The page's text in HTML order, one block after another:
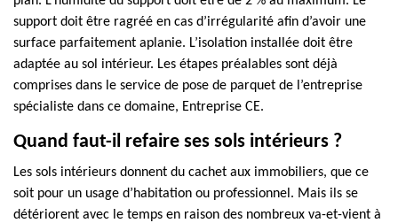
support doit être ragréé en cas d’irrégularité afin d’avoir une
surface parfaitement aplanie. L’isolation installée doit être
adaptée au sol intérieur. Les étapes préalables sont déjà
comprises dans le service de pose de parquet de l’entreprise
spécialiste dans ce domaine, Entreprise CE.
Quand faut-il refaire ses sols intérieurs ?
Les sols intérieurs donnent du cachet aux immobiliers, que ce
soit pour un usage d’habitation ou professionnel. Mais ils se
détériorent avec le temps en raison des nombreux va-et-vient à